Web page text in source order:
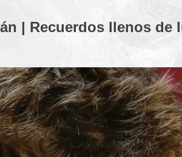
| Recuerdos llenos de